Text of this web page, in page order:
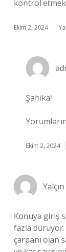
kontrol
Ekim 2, 2024
Şahika!
Ekim 2, 2024
Yalçın
Konuya giriş
fazla duruyor.
çarpanı olan